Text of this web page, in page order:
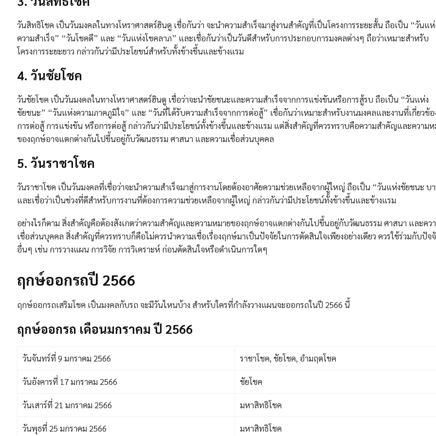
วันสิทธิโชค เป็นวันมงคลในทางโหราศาสตร์ฮินดู เชื่อกันว่า จะนำความสำเร็จมาสู่งานสำคัญที่เป็นโครงการระยะสั้น ถือเป็น “วันแห่
ความสำเร็จ” “วันโชคดี” และ “วันแห่งโชคลาภ” และเชื่อกันว่าเป็นวันดีสำหรับการประกอบการมงคลต่างๆ ถือว่าเหมาะสำหรับ
โครงการระยะยาว กล่าวกันว่ามีประโยชน์สำหรับทั้งข้างขึ้นและข้างแรม
4. วันชัยโชค
วันชัยโชค เป็นวันมงคลในทางโหราศาสตร์ฮินดู เชื่อว่าจะนำชัยชนะและความสำเร็จจากการแข่งขันหรือการสู้รบ ถือเป็น “วันแห่ง
ชัยชนะ” “วันแห่งความภาคภูมิใจ” และ “วันที่ได้รับความสำเร็จจากการต่อสู้” เชื่อกันว่าเหมาะสำหรับงานมงคลและงานที่เกี่ยวข้
การต่อสู้ การแข่งขัน หรือการต่อสู้ กล่าวกันว่ามีประโยชน์ทั้งข้างขึ้นและข้างแรม แต่สิ่งสำคัญที่ควรทราบคือความสำคัญและความห
ของฤกษ์อาจแตกต่างกันไปขึ้นอยู่กับวัฒนธรรม ศาสนา และความเชื่อส่วนบุคคล
5. วันราชาโชค
วันราชาโชค เป็นวันมงคลที่เชื่อว่าจะนำความสำเร็จมาสู่การงานโดยต้องอาศัยความช่วยเหลือจากผู้ใหญ่ ถือเป็น “วันแห่งชัยชนะ บ
และเชื่อว่าเป็นช่วงที่ดีสำหรับการงานที่ต้องการความช่วยเหลือจากผู้ใหญ่ กล่าวกันว่ามีประโยชน์ทั้งข้างขึ้นและข้างแรม
อย่างไรก็ตาม สิ่งสำคัญคือต้องสังเกตว่าความสำคัญและความหมายของฤกษ์อาจแตกต่างกันไปขึ้นอยู่กับวัฒนธรรม ศาสนา และคว
เชื่อส่วนบุคคล สิ่งสำคัญที่ควรทราบก็คือไม่ควรนำความเชื่อเรื่องฤกษ์มาเป็นปัจจัยในการตัดสินใจเพียงอย่างเดียว ควรใช้ร่วมกับปัจ
อื่นๆ เช่น การวางแผน การวิจัย การวิเคราะห์ ก่อนตัดสินใจหรือดำเนินการใดๆ
ฤกษ์ออกรถปี 2566
ฤกษ์ออกรถเสริมโชค เป็นมงคลกับรถ จะมีวันไหนบ้าง สำหรับใครที่กำลังวางแผนจะออกรถในปี 2566 นี้
ฤกษ์ออกรถ เดือนมกราคม ปี 2566
วันจันทร์ที่ 9 มกราคม 2566 ราชาโชค, ชัยโชค, อำมฤตโชค
วันอังคารที่ 17 มกราคม 2566 ชัยโชค
วันเสาร์ที่ 21 มกราคม 2566 มหาสิทธิโชค
วันพุธที่ 25 มกราคม 2566 มหาสิทธิโชค